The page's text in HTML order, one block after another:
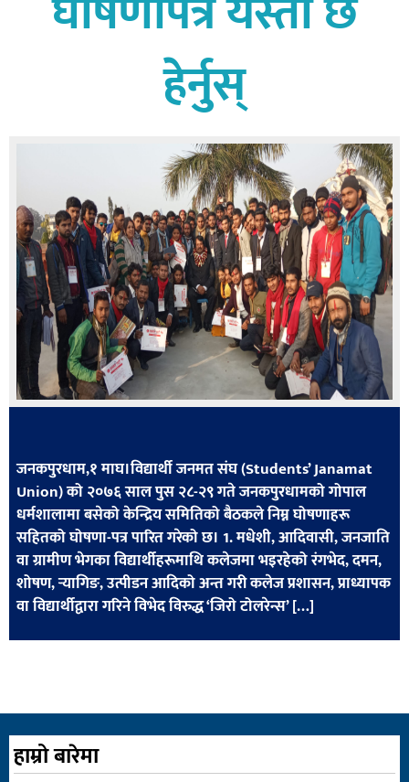
बागमती
विशेष
प्रमुख
समाचार
राष्ट्रिय
अन्तराष्ट्रिय
अन्तरबार्ता
अर्थ
मनोरञ्जन
फोटो
/
भिडियो
अन्य
स्वास्थ्य
हेर्नुस्
जनकपुरधाम,१ माघ।विद्यार्थी जनमत संघ (Students’ Janamat
Union) को २०७६ साल पुस २८-२९ गते जनकपुरधामको गोपाल
धर्मशालामा बसेको केन्द्रिय समितिको बैठकले निम्न घोषणाहरू
सहितको घोषणा-पत्र पारित गरेको छ। 1. मधेशी, आदिवासी, जनजाति
वा ग्रामीण भेगका विद्यार्थीहरूमाथि कलेजमा भइरहेको रंगभेद, दमन,
शोषण, र्‍यागिङ, उत्पीडन आदिको अन्त गरी कलेज प्रशासन, प्राध्यापक
वा विद्यार्थीद्वारा गरिने विभेद विरुद्ध ‘जिरो टोलरेन्स’ […]
हाम्रो बारेमा